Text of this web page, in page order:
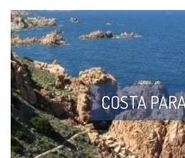
COSTA